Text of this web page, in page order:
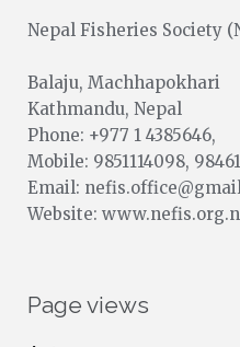
Nepal Fisheries Society
Balaju, Machhapokhari
Kathmandu, Nepal
Phone: +977 1 4385646,
Mobile: 9851114098,
Email:
Website:
Page views